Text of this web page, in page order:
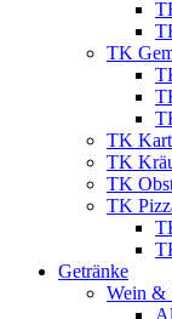
TK
TK
TK
TK
TK
Getränke
Wein &